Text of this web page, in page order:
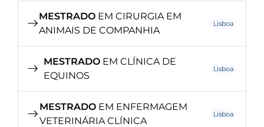
MESTRADO EM CIRURGIA EM
ANIMAIS DE COMPANHIA
Lisboa
MESTRADO EM CLÍNICA DE
EQUINOS
Lisboa
MESTRADOEM ENFERMAGEM
VETERINÁRIA CLÍNICA
Lisboa